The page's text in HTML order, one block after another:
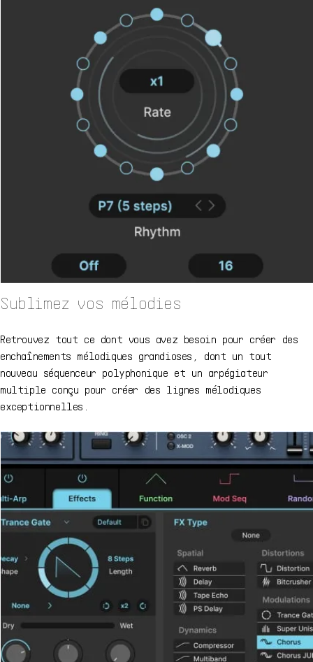
Sublimez vos mélodies
Retrouvez tout ce dont vous avez besoin pour créer des
enchaînements mélodiques grandioses, dont un tout
nouveau séquenceur polyphonique et un arpégiateur
multiple conçu pour créer des lignes mélodiques
exceptionnelles.